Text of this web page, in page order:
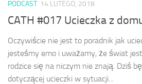
PODCAST 14 LUTEGO, 2018
CATH #017 Ucieczka z
Oczywiście nie jest to poradnik jak
jesteśmy emo i uważamy, że świat
rodzice się na niczym nie znają. Dziś
dotyczącej ucieczki w sytuacji...